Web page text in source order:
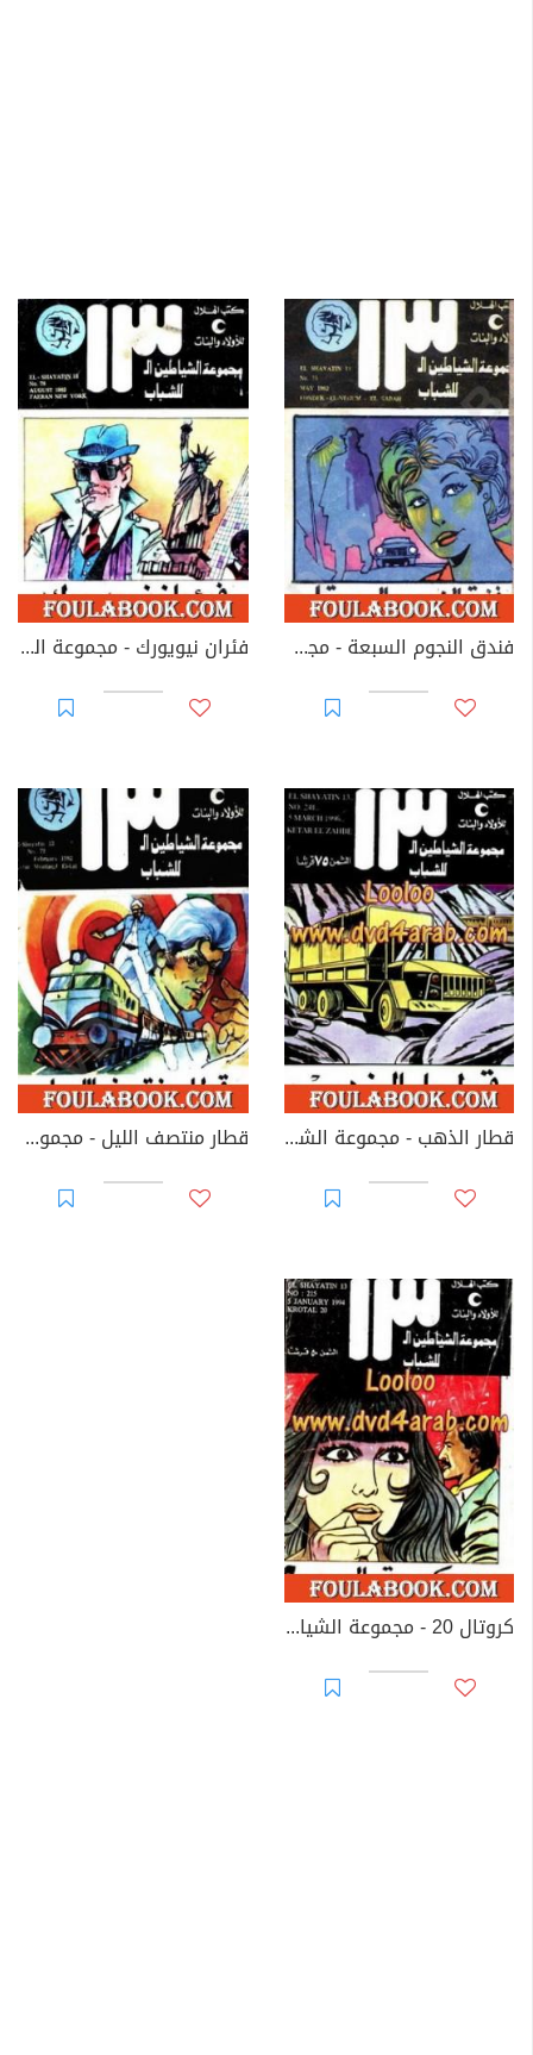
فندق النجوم السبعة - مجموعة الشياطين ال 13 فئران نيويورك - مجموعة الشياطين ال 13
قطار الذهب - مجموعة الشياطين ال 13 قطار منتصف الليل - مجموعة الشياطين ال 13
كروتال 20 - مجموعة الشياطين ال 13